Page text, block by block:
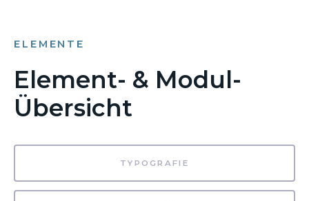
ELEMENTE
Element- & Modul-
Übersicht
TYPOGRAFIE